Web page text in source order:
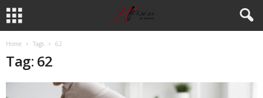
Home Tags 62
Tag: 62